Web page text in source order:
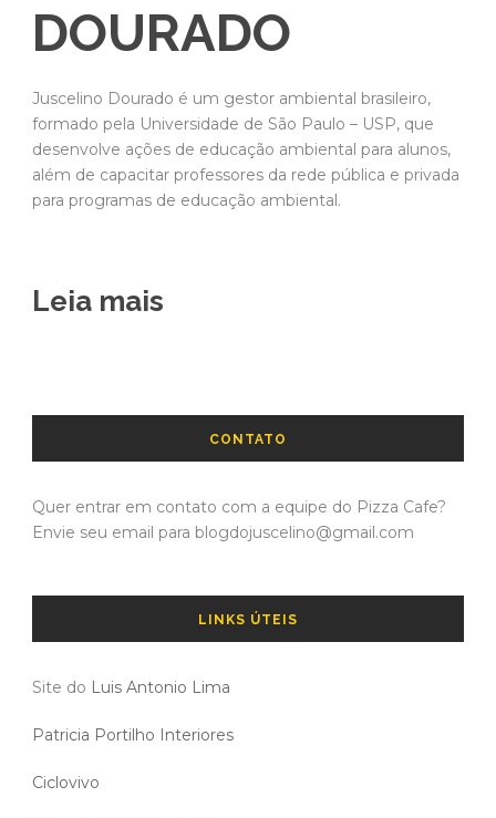
DOURADO
Juscelino Dourado é um gestor ambiental brasileiro,
formado pela Universidade de São Paulo – USP, que
desenvolve ações de educação ambiental para alunos,
além de capacitar professores da rede pública e privada
para programas de educação ambiental.
Leia mais
CONTATO
Quer entrar em contato com a equipe do Pizza Cafe?
Envie seu email para blogdojuscelino@gmail.com
LINKS ÚTEIS
Site do Luis Antonio Lima
Patricia Portilho Interiores
Ciclovivo